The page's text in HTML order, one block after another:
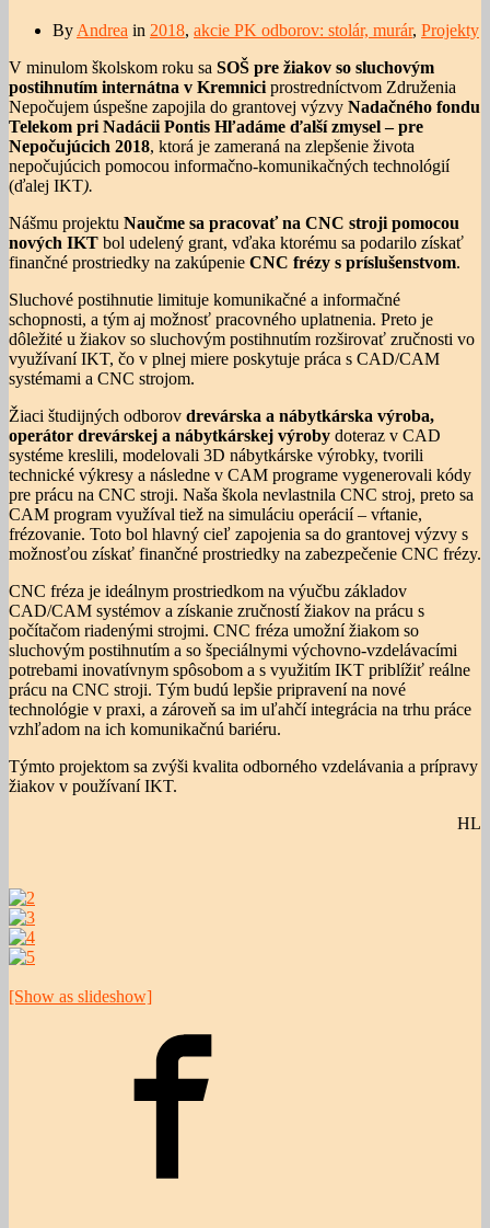
By Andrea in 2018, akcie PK odborov: stolár, murár, Projekty
V minulom školskom roku sa SOŠ pre žiakov so sluchovým
postihnutím internátna v Kremnici prostredníctvom Združenia
Nepočujem úspešne zapojila do grantovej výzvy Nadačného fondu
Telekom pri Nadácii Pontis Hľadáme ďalší zmysel – pre
Nepočujúcich 2018, ktorá je zameraná na zlepšenie života
nepočujúcich pomocou informačno-komunikačných technológií
(ďalej IKT).
Nášmu projektu Naučme sa pracovať na CNC stroji pomocou
nových IKT bol udelený grant, vďaka ktorému sa podarilo získať
finančné prostriedky na zakúpenie CNC frézy s príslušenstvom.
Sluchové postihnutie limituje komunikačné a informačné
schopnosti, a tým aj možnosť pracovného uplatnenia. Preto je
dôležité u žiakov so sluchovým postihnutím rozširovať zručnosti vo
využívaní IKT, čo v plnej miere poskytuje práca s CAD/CAM
systémami a CNC strojom.
Žiaci študijných odborov drevárska a nábytkárska výroba,
operátor drevárskej a nábytkárskej výroby doteraz v CAD
systéme kreslili, modelovali 3D nábytkárske výrobky, tvorili
technické výkresy a následne v CAM programe vygenerovali kódy
pre prácu na CNC stroji. Naša škola nevlastnila CNC stroj, preto sa
CAM program využíval tiež na simuláciu operácií – vŕtanie,
frézovanie. Toto bol hlavný cieľ zapojenia sa do grantovej výzvy s
možnosťou získať finančné prostriedky na zabezpečenie CNC frézy.
CNC fréza je ideálnym prostriedkom na výučbu základov
CAD/CAM systémov a získanie zručností žiakov na prácu s
počítačom riadenými strojmi. CNC fréza umožní žiakom so
sluchovým postihnutím a so špeciálnymi výchovno-vzdelávacími
potrebami inovatívnym spôsobom a s využitím IKT priblížiť reálne
prácu na CNC stroji. Tým budú lepšie pripravení na nové
technológie v praxi, a zároveň sa im uľahčí integrácia na trhu práce
vzhľadom na ich komunikačnú bariéru.
Týmto projektom sa zvýši kvalita odborného vzdelávania a prípravy
žiakov v používaní IKT.
HL
[Show as slideshow]